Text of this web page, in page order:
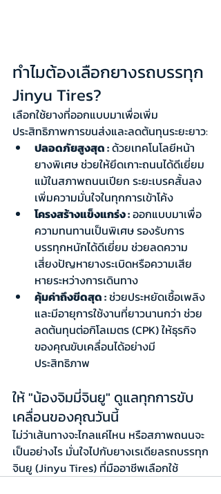
ทำไมต้องเลือกยางรถบรรทุก
Jinyu Tires?
เลือกใช้ยางที่ออกแบบมาเพื่อเพิ่ม
ประสิทธิภาพการขนส่งและลดต้นทุนระยะยาว:
ปลอดภัยสูงสุด : ด้วยเทคโนโลยีหน้า
ยางพิเศษ ช่วยให้ยึดเกาะถนนได้ดีเยี่ยม
แม้ในสภาพถนนเปียก ระยะเบรคสั้นลง
เพิ่มความมั่นใจในทุกการเข้าโค้ง
โครงสร้างแข็งแกร่ง : ออกแบบมาเพื่อ
ความทนทานเป็นพิเศษ รองรับการ
บรรทุกหนักได้ดีเยี่ยม ช่วยลดความ
เสี่ยงปัญหายางระเบิดหรือความเสีย
หายระหว่างการเดินทาง
คุ้มค่าถึงขีดสุด : ช่วยประหยัดเชื้อเพลิง
และมีอายุการใช้งานที่ยาวนานกว่า ช่วย
ลดต้นทุนต่อกิโลเมตร (CPK) ให้ธุรกิจ
ของคุณขับเคลื่อนได้อย่างมี
ประสิทธิภาพ
ให้ "น้องจิมมี่จินยู" ดูแลทุกการขับ
เคลื่อนของคุณวันนี้
ไม่ว่าเส้นทางจะไกลแค่ไหน หรือสภาพถนนจะ
เป็นอย่างไร มั่นใจไปกับยางเรเดียลรถบรรทุก
จินยู (Jinyu Tires) ที่มืออาชีพเลือกใช้